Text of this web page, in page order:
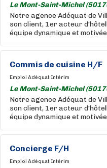
Le Mont-Saint-Michel
Notre agence Adéquat de
son client, 1er acteur
équipe dynamique et
Commis de cuisine H/F
Emploi Adéquat Intérim
Le Mont-Saint-Michel
Notre agence Adéquat de
son client, 1er acteur
équipe dynamique et
Concierge F/H
Emploi Adéquat Intérim